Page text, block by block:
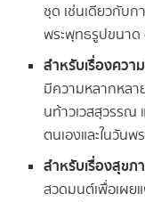
ชุด เช่นเดียวกับก
พระพุทธรูปขนาด
สำหรับเรื่องควา
มีความหลากหล
นท้าวเวสสุวรรณ
ตนเองและในวันพร
สำหรับเรื่องสุขภ
สวดมนต์เพื่อเผย